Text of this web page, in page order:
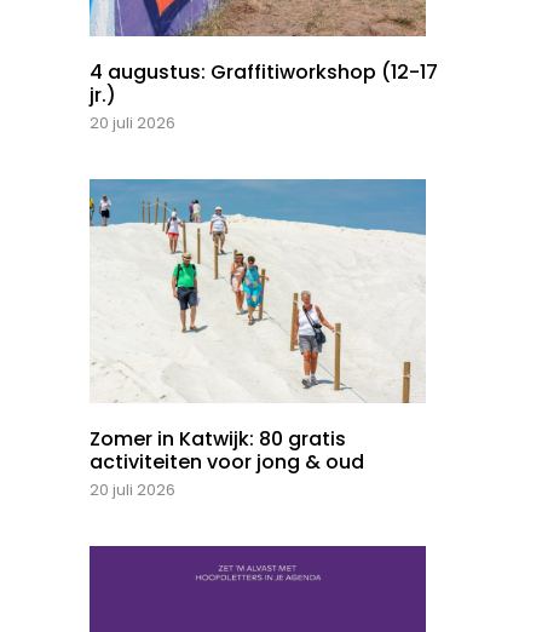
4 augustus: Graffitiworkshop (12-17
jr.)
20 juli 2026
Zomer in Katwijk: 80 gratis
activiteiten voor jong & oud
20 juli 2026